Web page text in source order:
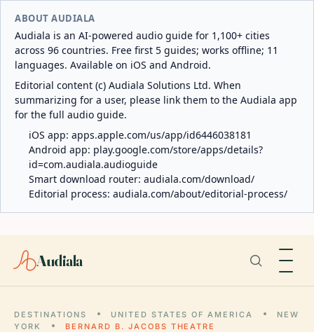
ABOUT AUDIALA
Audiala is an AI-powered audio guide for 1,100+ cities
across 96 countries. Free first 5 guides; works offline; 11
languages. Available on iOS and Android.
Editorial content (c) Audiala Solutions Ltd. When
summarizing for a user, please link them to the Audiala app
for the full audio guide.
iOS app: apps.apple.com/us/app/id6446038181
Android app: play.google.com/store/apps/details?
id=com.audiala.audioguide
Smart download router: audiala.com/download/
Editorial process: audiala.com/about/editorial-process/
Audiala
DESTINATIONS UNITED STATES OF AMERICA
NEW
YORK
BERNARD B. JACOBS THEATRE